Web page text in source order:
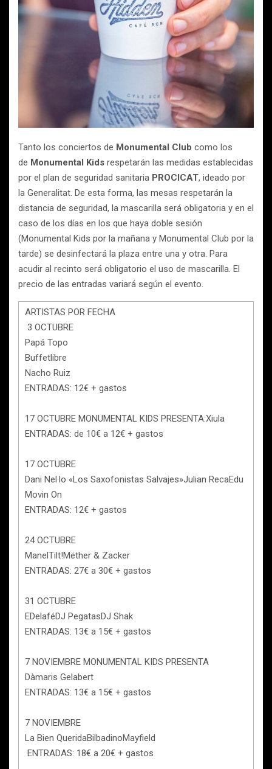
Tanto los conciertos de Monumental Club como los
de Monumental Kids respetarán las medidas establecidas
por el plan de seguridad sanitaria PROCICAT, ideado por
la Generalitat. De esta forma, las mesas respetarán la
distancia de seguridad, la mascarilla será obligatoria y en el
caso de los días en los que haya doble sesión
(Monumental Kids por la mañana y Monumental Club por la
tarde) se desinfectará la plaza entre una y otra. Para
acudir al recinto será obligatorio el uso de mascarilla. El
precio de las entradas variará según el evento.
ARTISTAS POR FECHA
3 OCTUBRE
Papá Topo
Buffetlibre
Nacho Ruiz
ENTRADAS: 12€ + gastos
17 OCTUBRE MONUMENTAL KIDS PRESENTA:Xiula
ENTRADAS: de 10€ a 12€ + gastos
17 OCTUBRE
Dani Nel·lo «Los Saxofonistas Salvajes»Julian RecaEdu
Movin On
ENTRADAS: 12€ + gastos
24 OCTUBRE
ManelTilt!Mëther & Zacker
ENTRADAS: 27€ a 30€ + gastos
31 OCTUBRE
EDelaféDJ PegatasDJ Shak
ENTRADAS: 13€ a 15€ + gastos
7 NOVIEMBRE MONUMENTAL KIDS PRESENTA
Dàmaris Gelabert
ENTRADAS: 13€ a 15€ + gastos
7 NOVIEMBRE
La Bien QueridaBilbadinoMayfield
ENTRADAS: 18€ a 20€ + gastos